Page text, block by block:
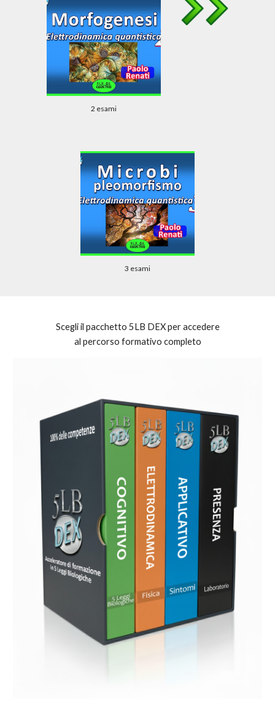
2 esami
3 esami
Scegli il pacchetto 5LB DEX per accedere
al percorso formativo completo